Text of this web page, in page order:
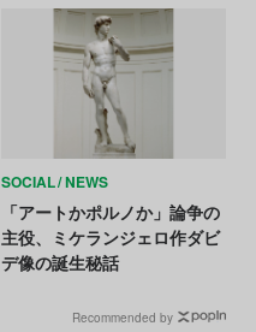
SOCIAL NEWS
「アートかポルノか」論争の
主役、ミケランジェロ作ダビ
デ像の誕生秘話
Recommended by